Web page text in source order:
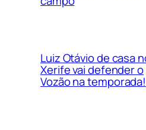
Luiz Otávio de casa
Xerife vai defender o
Vozão na temporada!